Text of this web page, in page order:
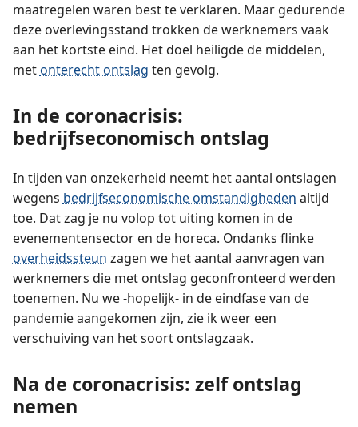
maatregelen waren best te verklaren. Maar gedurende
deze overlevingsstand trokken de werknemers vaak
aan het kortste eind. Het doel heiligde de middelen,
metonterecht ontslag ten gevolg.
In de coronacrisis:
bedrijfseconomisch ontslag
In tijden van onzekerheid neemt het aantal ontslagen
wegens bedrijfseconomische omstandigheden altijd
toe. Dat zag je nu volop tot uiting komen in de
evenementensector en de horeca. Ondanks flinke
overheidssteun zagen we het aantal aanvragen van
werknemers die met ontslag geconfronteerd werden
toenemen. Nu we -hopelijk- in de eindfase van de
pandemie aangekomen zijn, zie ik weer een
verschuiving van het soort ontslagzaak.
Na de coronacrisis: zelf ontslag
nemen